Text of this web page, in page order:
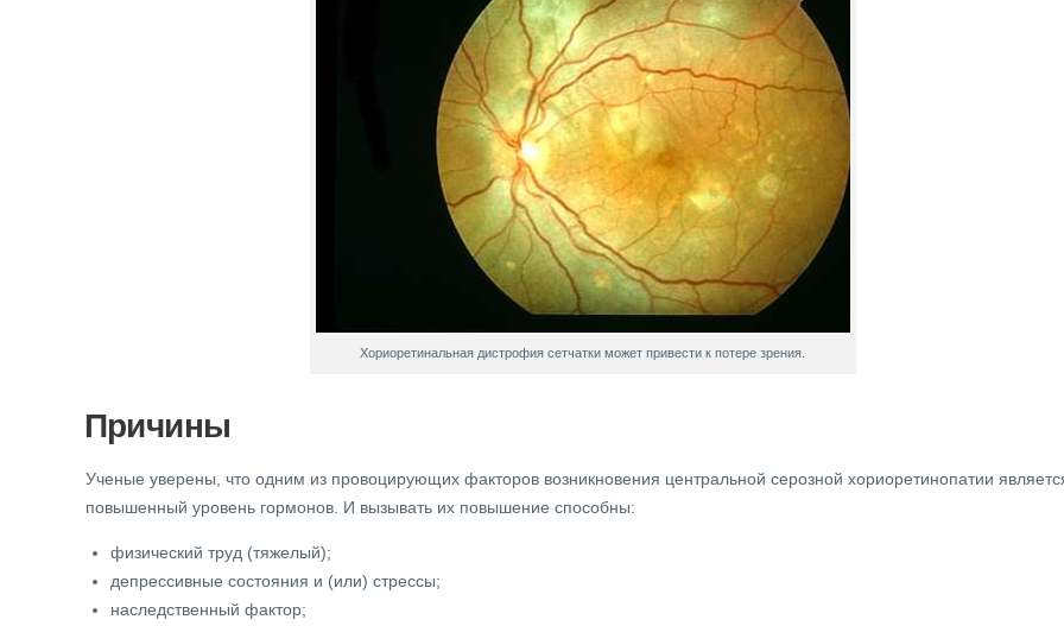
Хориоретинальная дистрофия сетчатки может привести к потере зрения.
Причины
Ученые уверены, что одним из провоцирующих факторов возникновения центральной серозной хориоретинопатии
повышенный уровень гормонов. И вызывать их повышение способны:
физический труд (тяжелый);
депрессивные состояния и (или) стрессы;
наследственный фактор;